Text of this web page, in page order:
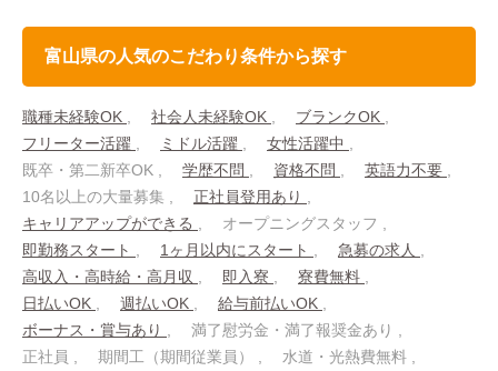
富山県の人気のこだわり条件から探す
職種未経験OK 社会人未経験OK
ブランクOK
フリーター活躍
ミドル活躍
女性活躍中
既卒・第二新卒OK
学歴不問 資格不問
英語力不要
10名以上の大量募集
正社員登用あり
キャリアアップができる
オープニングスタッフ
即勤務スタート
1ヶ月以内にスタート
急募の求人
高収入・高時給・高月収
即入寮
寮費無料
日払いOK
週払いOK
給与前払いOK
ボーナス・賞与あり
満了慰労金・満了報奨金あり
正社員
期間工（期間従業員）
水道・光熱費無料